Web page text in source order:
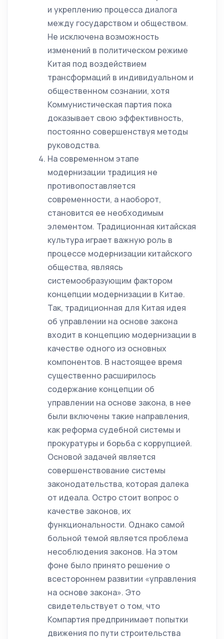
и укреплению процесса диалога
между государством и обществом.
Не исключена возможность
изменений в политическом режиме
Китая под воздействием
трансформаций в индивидуальном и
общественном сознании, хотя
Коммунистическая партия пока
доказывает свою эффективность,
постоянно совершенствуя методы
руководства.
На современном этапе
модернизации традиция не
противопоставляется
современности, а наоборот,
становится ее необходимым
элементом. Традиционная китайская
культура играет важную роль в
процессе модернизации китайского
общества, являясь
системообразующим фактором
концепции модернизации в Китае.
Так, традиционная для Китая идея
об управлении на основе закона
входит в концепцию модернизации в
качестве одного из основных
компонентов. В настоящее время
существенно расширилось
содержание концепции об
управлении на основе закона, в нее
были включены такие направления,
как реформа судебной системы и
прокуратуры и борьба с коррупцией.
Основой задачей является
совершенствование системы
законодательства, которая далека
от идеала. Остро стоит вопрос о
качестве законов, их
функциональности. Однако самой
больной темой является проблема
несоблюдения законов. На этом
фоне было принято решение о
всестороннем развитии «управления
на основе закона». Это
свидетельствует о том, что
Компартия предпринимает попытки
движения по пути строительства